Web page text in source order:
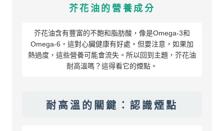
芥花油的營養成分
芥花油含有豐富的不飽和脂肪酸，像是Omega-3和
Omega-6，這對心臟健康有好處。但要注意，如果加
熱過度，這些營養可能會流失。所以回到主題，芥花油
耐高溫嗎？這得看它的煙點。
耐高溫的關鍵：認識煙點